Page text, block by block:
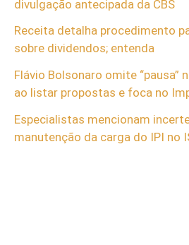
divulgação antecipada da CBS
Receita detalha procedimento
sobre dividendos; entenda
Flávio Bolsonaro omite “pausa”
ao listar propostas e foca no
Especialistas mencionam
manutenção da carga do IPI no